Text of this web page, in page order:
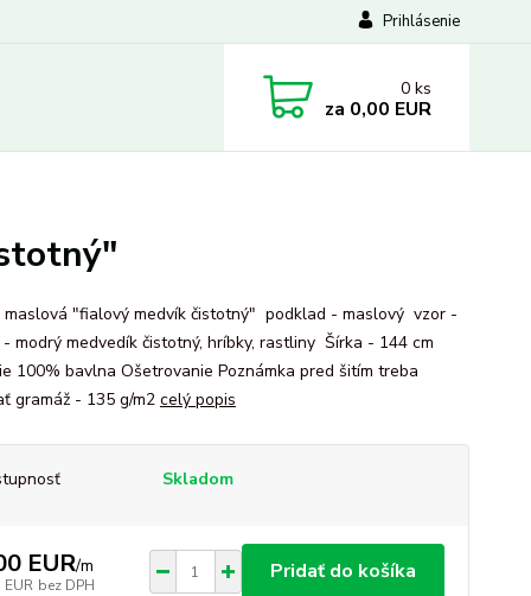
Prihlásenie
0 ks
za 0,00 EUR
maslová "fialový medvík čistotný" podklad - maslový vzor -
modrý medvedík čistotný, hríbky, rastliny Šírka - 144 cm
100% bavlna Ošetrovanie Poznámka pred šitím treba
gramáž - 135 g/m2 celý popis
Skladom
EUR/m
EUR bez DPH
Pridať do košíka